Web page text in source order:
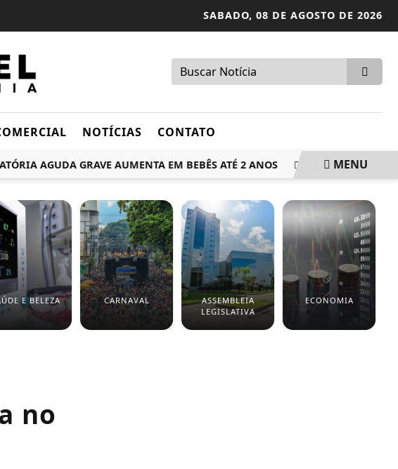
SABADO, 08 DE AGOSTO DE 2026
NOTÍCIAS CONTATO
AGUDA GRAVE AUMENTA EM BEBÊS ATÉ 2 ANOS MANIFESTANTES
MENU
E BELEZA CARNAVAL
ASSEMBLEIA
LEGISLATIVA
ECONOMIA
no